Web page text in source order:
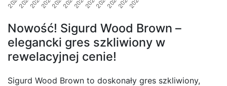
Nowość! Sigurd Wood Brown –
elegancki gres szkliwiony w
rewelacyjnej cenie!
Sigurd Wood Brown to doskonały gres szkliwiony,